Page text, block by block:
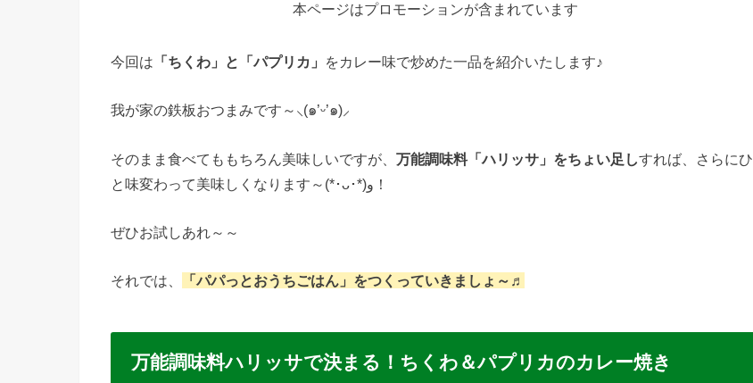
本ページはプロモーションが含まれています
今回は 「ちくわ」と「パプリカ」 をカレー味で炒めた一品を紹介いたします♪
我が家の鉄板おつまみです～⸜(๑’ᵕ’๑)⸝
そのまま食べてももちろん美味しいですが、 万能調味料「ハリッサ」をちょい足しすれば、さらにひ
と味変わって美味しくなります～(*･ᴗ･*)و！
ぜひお試しあれ～～
それでは、 「パパっとおうちごはん」をつくっていきましょ～♬
万能調味料ハリッサで決まる！ちくわ＆パプリカのカレー焼き